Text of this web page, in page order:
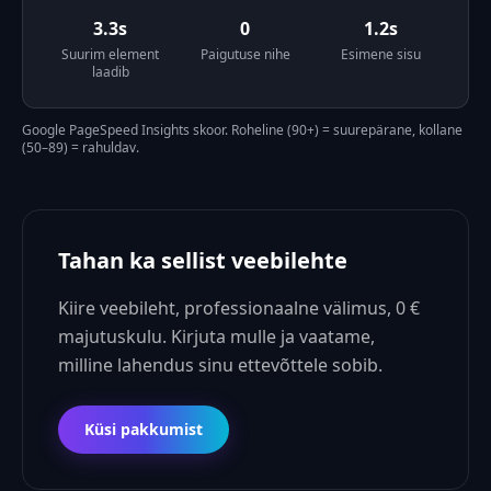
3.3s
Suurim element
laadib
0
Paigutuse nihe
1.2s
Esimene sisu
Google PageSpeed Insights skoor. Roheline (90+) = suurepärane, kollane
(50–89) = rahuldav.
Tahan ka sellist veebilehte
Kiire veebileht, professionaalne välimus, 0 €
majutuskulu. Kirjuta mulle ja vaatame,
milline lahendus sinu ettevõttele sobib.
Küsi pakkumist